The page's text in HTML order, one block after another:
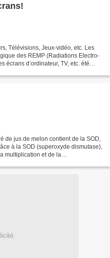
Télévisions, Jeux-vidéo, etc. Les
des REMP (Radiations Electro-
écrans d’ordinateur, TV, etc. été
de jus de melon contient de la SOD,
à la SOD (superoxyde dismutase),
multiplication et de la